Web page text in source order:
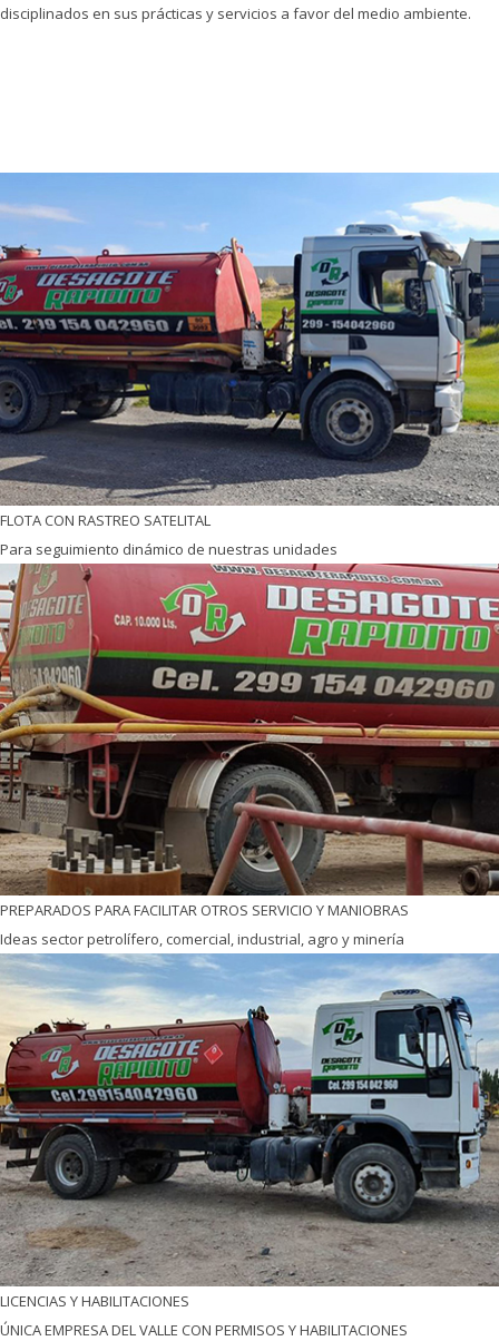
disciplinados en sus prácticas y servicios a favor del medio ambiente.
FLOTA CON RASTREO SATELITAL
Para seguimiento dinámico de nuestras unidades
PREPARADOS PARA FACILITAR OTROS SERVICIO Y MANIOBRAS
Ideas sector petrolífero, comercial, industrial, agro y minería
LICENCIAS Y HABILITACIONES
ÚNICA EMPRESA DEL VALLE CON PERMISOS Y HABILITACIONES